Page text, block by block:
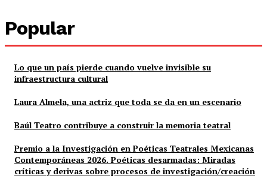
Popular
Lo que un país pierde cuando vuelve invisible su
infraestructura cultural
Laura Almela, una actriz que toda se da en un escenario
Baúl Teatro contribuye a construir la memoria teatral
Premio a la Investigación en Poéticas Teatrales Mexicanas
Contemporáneas 2026. Poéticas desarmadas: Miradas
críticas y derivas sobre procesos de investigación/creación